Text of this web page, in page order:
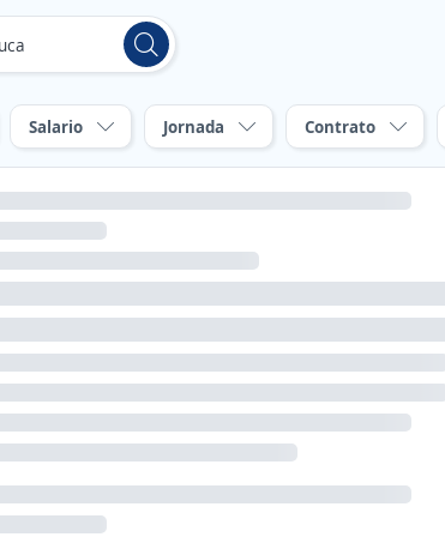
Salario Jornada Contrato